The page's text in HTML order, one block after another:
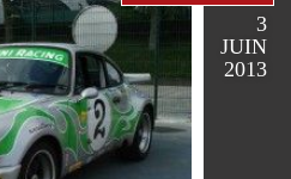
3
JUIN
2013